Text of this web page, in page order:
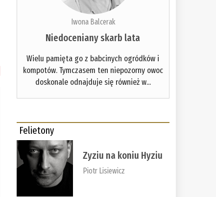
Iwona Balcerak
Niedoceniany skarb lata
Wielu pamięta go z babcinych ogródków i
kompotów. Tymczasem ten niepozorny owoc
doskonale odnajduje się również w...
Felietony
Zyziu na koniu Hyziu
Piotr Lisiewicz